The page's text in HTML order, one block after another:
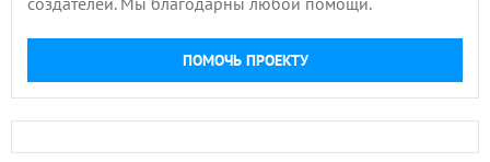
ПОМОЧЬ ПРОЕКТУ